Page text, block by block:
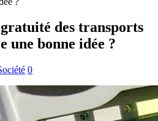
des transports
une bonne idée ?
0